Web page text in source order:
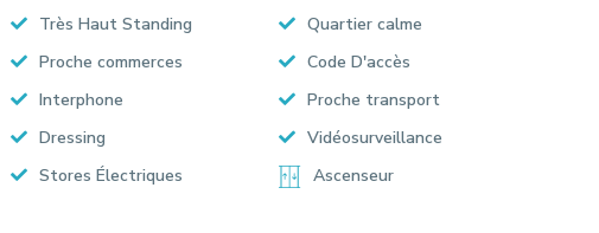
Très Haut Standing
Quartier calme
Proche commerces
Code D'accès
Interphone
Proche transport
Dressing
Vidéosurveillance
Stores Électriques Ascenseur